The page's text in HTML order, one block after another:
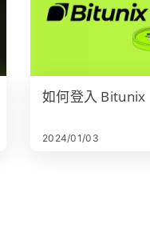
如何登入 Bitunix
2024/01/03